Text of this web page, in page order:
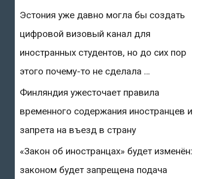
Эстония уже давно могла бы создать
цифровой визовый канал для
иностранных студентов, но до сих пор
этого почему-то не сделала …
Финляндия ужесточает правила
временного содержания иностранцев и
запрета на въезд в страну
«Закон об иностранцах» будет изменён:
законом будет запрещена подача